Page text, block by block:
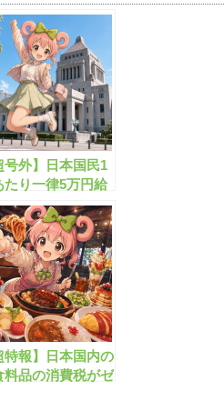
号外】日本国民1
たり一律5万円給
始まる！？
特報】日本国内の
料品の消費税がゼ